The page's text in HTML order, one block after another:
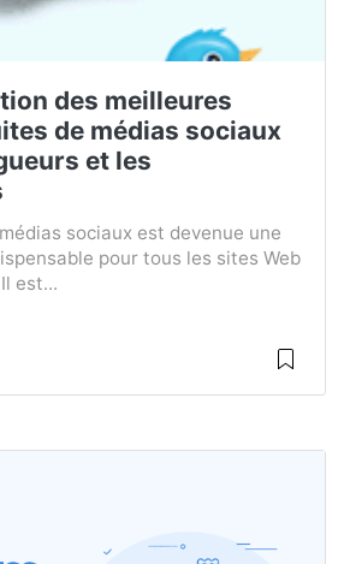
des meilleures
de médias sociaux
et les
sociaux est devenue une
pour tous les sites Web
est...